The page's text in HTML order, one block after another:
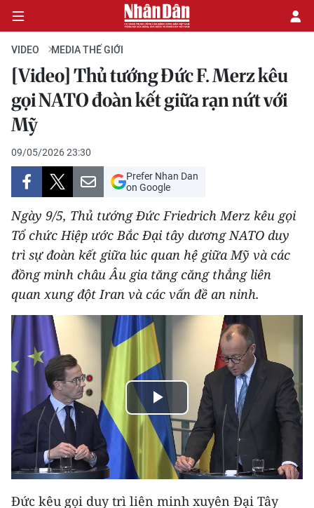
CHÍNH TRỊ
KINH TẾ
VĂN HÓA
XÃ HỘI
PHÁP LUẬT
DU LỊCH
THẾ GIỚI
THỂ THAO
GIÁO DỤC
KHOA HỌC - CÔNG NGHỆ
MÔI TRƯỜNG
BẠN ĐỌC
VIDEO MEDIA THẾ GIỚI
[Video] Thủ tướng Đức F. Merz kêu
gọi NATO đoàn kết giữa rạn nứt với
Mỹ
09/05/2026 23:30
Prefer Nhan Dan
on Google
Ngày 9/5, Thủ tướng Đức Friedrich Merz kêu gọi
Tổ chức Hiệp ước Bắc Đại tây dương NATO duy
trì sự đoàn kết giữa lúc quan hệ giữa Mỹ và các
đồng minh châu Âu gia tăng căng thẳng liên
quan xung đột Iran và các vấn đề an ninh.
Play
Video
Đức kêu gọi duy trì liên minh xuyên Đại Tây